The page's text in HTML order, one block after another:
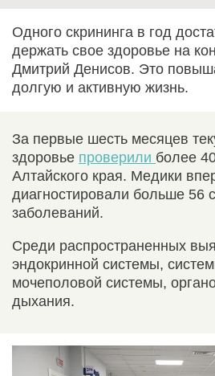
Одного скрининга в год
держать свое здоровье на
Дмитрий Денисов. Это
долгую и активную жизнь.
За первые шесть месяцев
здоровье проверили более
Алтайского края. Медики
диагностировали больше 56
заболеваний.
Среди распространенных
эндокринной системы,
мочеполовой системы,
дыхания.